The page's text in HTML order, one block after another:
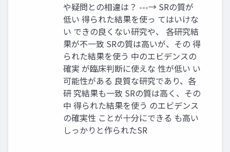
や疑問との相違は？ ---→ SRの質が
低い 得られた結果を使っ てはいけな
い できの良くない研究や、 各研究結
果が不一致 SRの質は高いが、その 得
られた結果を使う 中のエビデンスの
確実 が臨床判断に使えな 性が低い い
可能性がある 良質な研究であり、各
研 究結果も一致 SRの質は高く、その
中 得られた結果を使う のエビデンス
の確実性 ことが十分にできる も高い
しっかりと作られたSR